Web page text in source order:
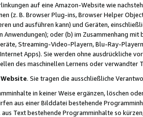
auf eine Amazon-Website wie
(z. B. Browser Plug-ins, Browser Helper
und ausführen kann) und Geräten,
Anwendungen); oder (b) im Zusammenhang
Streaming-Video-Playern, Blu-Ray-
Apps). Sie werden ohne ausdrückliche
des maschinellen Lernens oder
. Sie tragen die ausschließliche
in keiner Weise ergänzen, löschen
aus einer Bilddatei bestehende
Text bestehende Programminhalte so